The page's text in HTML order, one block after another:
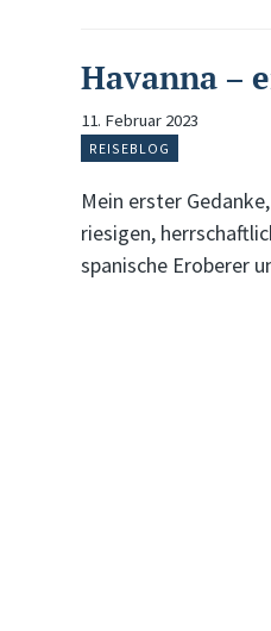
Havanna –
11. Februar 2023
REISEBLOG
Mein erster
riesigen,
spanische Eroberer